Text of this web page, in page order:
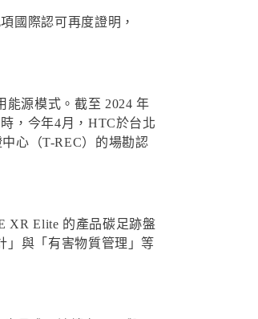
國際認可再度證明，
能源模式。截至 2024 年
，今年4月，HTC於台北
心（T-REC）的場勘認
XR Elite 的產品碳足跡盤
」與「有害物質管理」等